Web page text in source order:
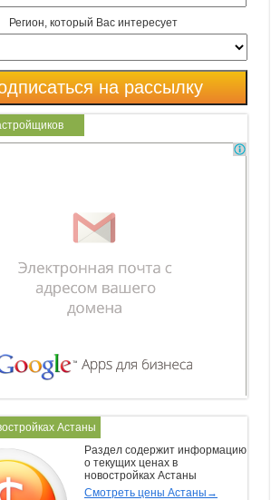
Регион, который Вас интересует
Астаны
Раздел содержит информацию
о текущих ценах в
новостройках Астаны
Смотреть цены Астаны→